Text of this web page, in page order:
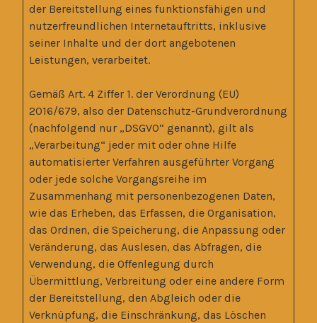
der Bereitstellung eines funktionsfähigen und
nutzerfreundlichen Internetauftritts, inklusive
seiner Inhalte und der dort angebotenen
Leistungen, verarbeitet.
Gemäß Art. 4 Ziffer 1. der Verordnung (EU)
2016/679, also der Datenschutz-Grundverordnung
(nachfolgend nur „DSGVO“ genannt), gilt als
„Verarbeitung“ jeder mit oder ohne Hilfe
automatisierter Verfahren ausgeführter Vorgang
oder jede solche Vorgangsreihe im
Zusammenhang mit personenbezogenen Daten,
wie das Erheben, das Erfassen, die Organisation,
das Ordnen, die Speicherung, die Anpassung oder
Veränderung, das Auslesen, das Abfragen, die
Verwendung, die Offenlegung durch
Übermittlung, Verbreitung oder eine andere Form
der Bereitstellung, den Abgleich oder die
Verknüpfung, die Einschränkung, das Löschen